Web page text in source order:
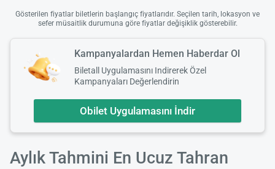
Gösterilen fiyatlar biletlerin başlangıç fiyatlarıdır. Seçilen tarih, lokasyon ve
sefer müsaitlik durumuna göre fiyatlar değişiklik gösterebilir.
Kampanyalardan Hemen Haberdar Ol
Biletall Uygulamasını Indirerek Özel
Kampanyaları Değerlendirin
Obilet Uygulamasını İndir
Aylık Tahmini En Ucuz Tahran